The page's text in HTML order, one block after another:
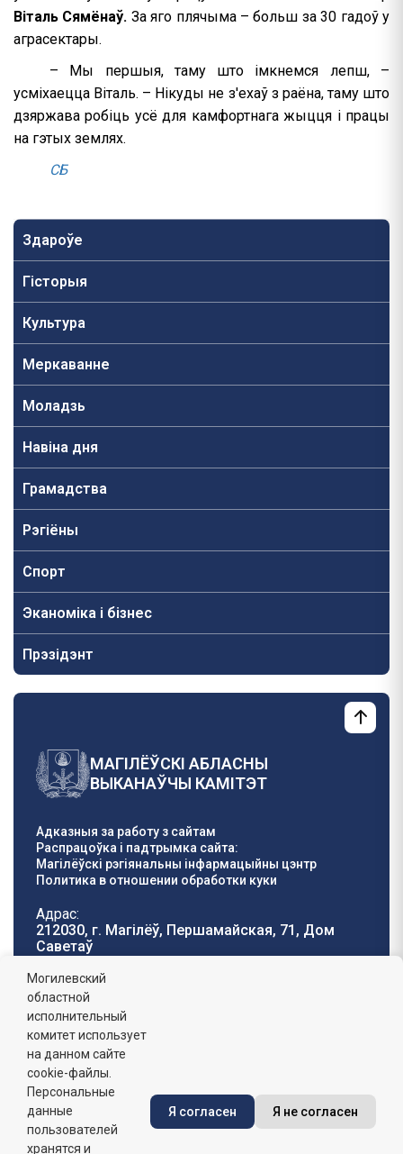
Здароўе
Гісторыя
Культура
Меркаванне
Моладзь
Навiна дня
Грамадства
Рэгіёны
Спорт
Эканоміка і бізнес
Прэзідэнт
Віталь Сямёнаў. За яго плячыма – больш за 30 гадоў у
аграсектары.
– Мы першыя, таму што імкнемся лепш, –
усміхаецца Віталь. – Нікуды не з'ехаў з раёна, таму што
дзяржава робіць усё для камфортнага жыцця і працы
на гэтых землях.
СБ
МАГІЛЁЎСКІ АБЛАСНЫ
ВЫКАНАЎЧЫ КАМІТЭТ
Адказныя за работу з сайтам
Распрацоўка і падтрымка сайта:
Магілёўскі рэгіянальны інфармацыйны цэнтр
Политика в отношении обработки куки
Адрас:
212030, г. Магілёў, Першамайская, 71, Дом
Саветаў
Тэлефон гарачай
лініі:
8 (0222) 71-32-55
Графік работы:
пн-пт: 8.00 - 17.00, сб-н: выхадны,
абедзенны перапынак: 13:00 - 14:00
Сайт зарэгістраваны ў Дзяржаўным рэгістры
інфармацыйных рэсурсаў Рэспублікі Беларусь. №
Могилевский
областной
исполнительный
комитет использует
на данном сайте
cookie-файлы.
Персональные
данные
пользователей
хранятся и
Я согласен Я не согласен